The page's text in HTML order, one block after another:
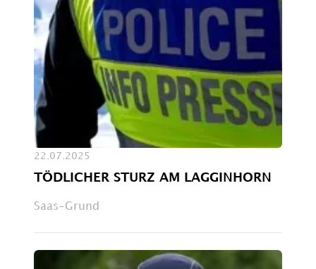
22.07.2025
TÖDLICHER STURZ AM LAGGINHORN
Saas-Grund